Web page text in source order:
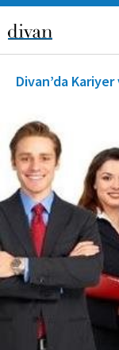
Divan’da Kariyer